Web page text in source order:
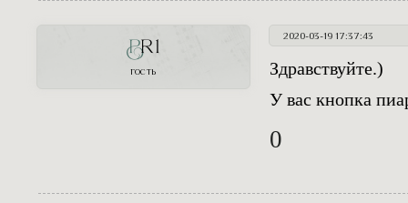
2020-03-19 17:37:43
PR1
ГОСТЬ
Здравствуйте.)
У вас кнопка
0